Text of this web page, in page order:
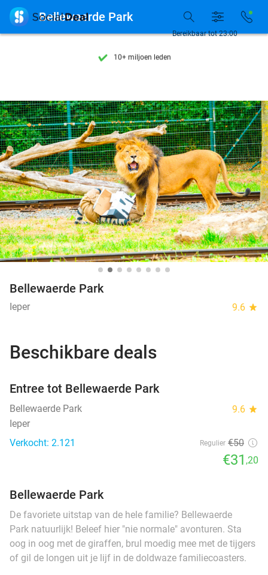
7 dagen per week beschikbaar
10+ miljoen leden
7 dagen per week beschikbaar
10+ miljoen leden
Bereikbaar tot 23:00
 Bellewaerde Park
Bellewaerde Park
Ieper 9.6 star
Beschikbare deals
Entree tot Bellewaerde Park
Bellewaerde Park 9.6 star
Ieper
Verkocht: 2.121
Regulier €50
€31 ,20
Bellewaerde Park
De favoriete uitstap van de hele familie? Bellewaerde
Park natuurlijk! Beleef hier "nie normale" avonturen. Sta
oog in oog met de giraffen, brul moedig mee met de tijgers
of gil de longen uit je lijf in de doldwaze familiecoasters.